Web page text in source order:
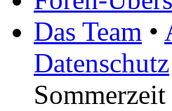
Das Team •
Datenschutz